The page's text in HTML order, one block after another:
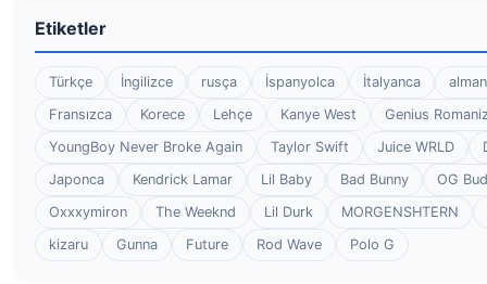
Etiketler
Türkçe İngilizce rusça İspanyolca İtalyanca
Fransızca
Korece Lehçe Kanye West
Genius
YoungBoy Never Broke Again
Taylor Swift Juice WRLD
Japonca
Kendrick Lamar Lil Baby Bad Bunny
OG
Oxxxymiron
The Weeknd Lil Durk
MORGENSHTERN
kizaru
Gunna Future Rod Wave Polo G